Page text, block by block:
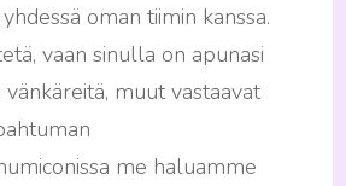
oman tiimin kanssa.
vaan sinulla on apunasi
vänkäreitä, muut vastaavat
me haluamme